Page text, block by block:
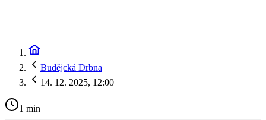
Budějcká Drbna
14. 12. 2025, 12:00
1 min